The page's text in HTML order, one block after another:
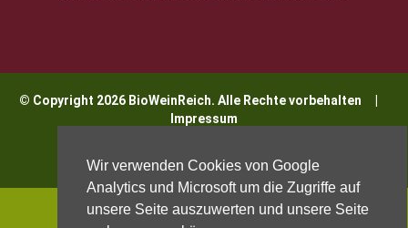
Wir verwenden Cookies von Google
Analytics und Microsoft um die Zugriffe auf
unsere Seite auszuwerten und unsere Seite
© Copyright 2026 BioWeinReich. Alle Rechte vorbehalten |
Impressum